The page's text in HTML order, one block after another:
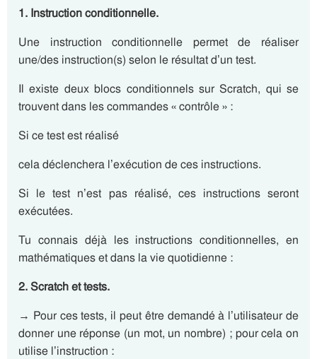
1. Instruction conditionnelle.
Une instruction conditionnelle permet de réaliser
une/des instruction(s) selon le résultat d’un test.
Il existe deux blocs conditionnels sur Scratch, qui se
trouvent dans les commandes « contrôle » :
Si ce test est réalisé
cela déclenchera l’exécution de ces instructions.
Si le test n’est pas réalisé, ces instructions seront
exécutées.
Tu connais déjà les instructions conditionnelles, en
mathématiques et dans la vie quotidienne :
2. Scratch et tests.
→ Pour ces tests, il peut être demandé à l’utilisateur de
donner une réponse (un mot, un nombre) ; pour cela on
utilise l’instruction :